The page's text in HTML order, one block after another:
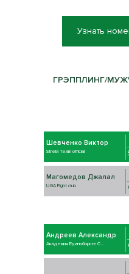
Узнать
ГРЭППЛИНГ/
Шевченко Виктор
Strela Team official
Магомедов Джалал
UGA Fight club
Андреев Александр
Академия Единоборств С...